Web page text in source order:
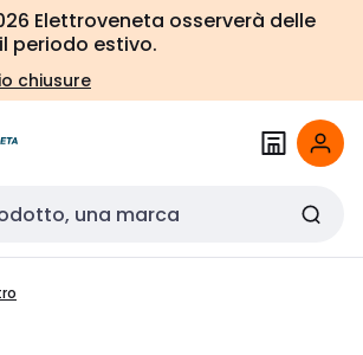
Elettroveneta osserverà delle
periodo estivo.
chiusure